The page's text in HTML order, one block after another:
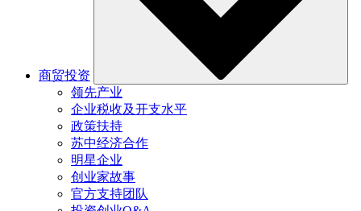
商贸投资
领先产业
企业税收及开支水平
政策扶持
苏中经济合作
明星企业
创业家故事
官方支持团队